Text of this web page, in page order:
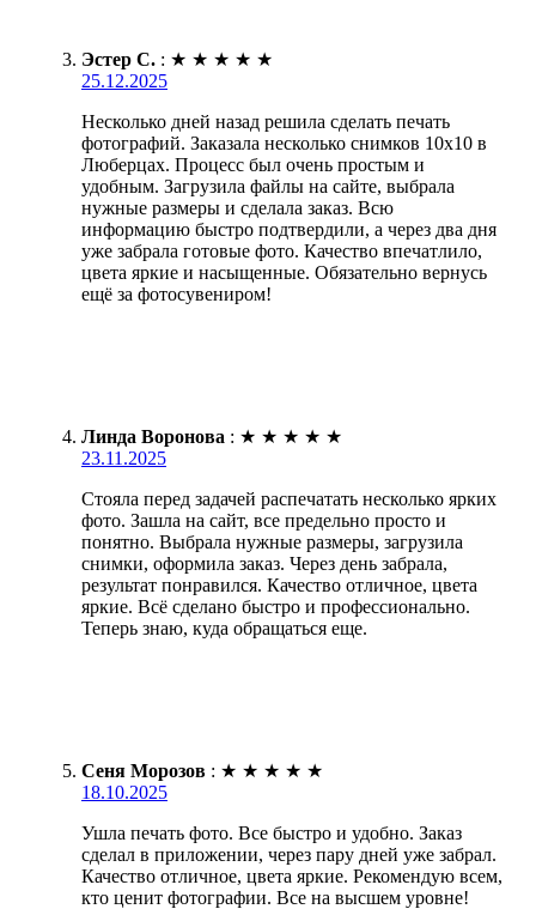
Эстер С. : ★ ★ ★ ★ ★
25.12.2025
Несколько дней назад решила сделать печать
фотографий. Заказала несколько снимков 10х10 в
Люберцах. Процесс был очень простым и
удобным. Загрузила файлы на сайте, выбрала
нужные размеры и сделала заказ. Всю
информацию быстро подтвердили, а через два дня
уже забрала готовые фото. Качество впечатлило,
цвета яркие и насыщенные. Обязательно вернусь
ещё за фотосувениром!
Линда Воронова : ★ ★ ★ ★ ★
23.11.2025
Стояла перед задачей распечатать несколько ярких
фото. Зашла на сайт, все предельно просто и
понятно. Выбрала нужные размеры, загрузила
снимки, оформила заказ. Через день забрала,
результат понравился. Качество отличное, цвета
яркие. Всё сделано быстро и профессионально.
Теперь знаю, куда обращаться еще.
Сеня Морозов : ★ ★ ★ ★ ★
18.10.2025
Ушла печать фото. Все быстро и удобно. Заказ
сделал в приложении, через пару дней уже забрал.
Качество отличное, цвета яркие. Рекомендую всем,
кто ценит фотографии. Все на высшем уровне!